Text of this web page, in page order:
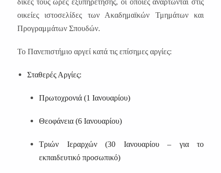
δικές τους ώρες εξυπηρέτησης, οι οποίες αναρτώνται στις
οικείες ιστοσελίδες των Ακαδημαϊκών Τμημάτων και
Προγραμμάτων Σπουδών.
Το Πανεπιστήμιο αργεί κατά τις επίσημες αργίες:
Σταθερές Αργίες:
Πρωτοχρονιά (1 Ιανουαρίου)
Θεοφάνεια (6 Ιανουαρίου)
Τριών Ιεραρχών (30 Ιανουαρίου – για το
εκπαιδευτικό προσωπικό)